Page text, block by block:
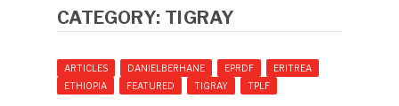
CATEGORY: TIGRAY
ARTICLES DANIELBERHANE EPRDF
ERITREA
ETHIOPIA
FEATURED TIGRAY TPLF